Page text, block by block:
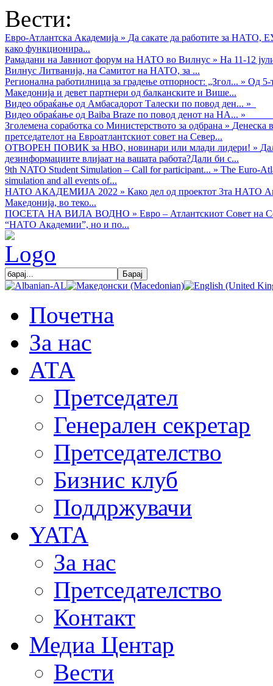
Вести:
Евро-Атлантска Академија » Да сакате да работите за НАТО,
како функционира...
Рамадани на Јавниот форум на НАТО во Вилнус » На 11-12
Вилнус Литванија, на Самитот на НАТО, за ...
Регионална работилница за градење отпорност: „Згол... » Од 5-
Македонија и девет партнери од балканските и Више...
Видео обраќањe од Амбасадорот Талески по повод ден... »
Видео обраќање од Baiba Braze по повод денот на НА... »
Зголемена соработка со Министерството за одбрана » Денеска
претседателот на Евроатлантскиот совет на Север...
ОТВОРЕН ПОВИК за НВО, новинари или млади лидери! »
дезинформациите влијаат на вашата работа?Дали би с...
9th NATO Student Simulation – Call for participant... » The Euro-
simulation and all events of...
НАТО АКАДЕМИЈА 2022 » Како дел од проектот 3та НАТО
Македонија, во теко...
ПОСЕТА НА ВИЛА ВОДНО » Евро – Атлантскиот Совет на
“НАТО Академии”, но и по...
Почетна
За нас
АТА
Претседател
Генерален секретар
Претседателство
Бизнис клуб
Поддржувачи
YATA
За нас
Претседателство
Контакт
Медиа Центар
Вести